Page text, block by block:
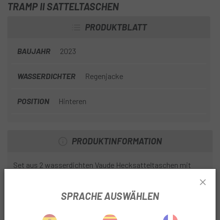
TRAMP II SATTELTASCHEN
PRODUKTBLATT
BAUJAHR 2023
WASSERDICHTER Regenjacke
POSITION Hinteren
PRODUKTINFORMATION
Set aus 2 wasserdichten Vaude Hecksatteltaschen mit
SPRACHE AUSWÄHLEN